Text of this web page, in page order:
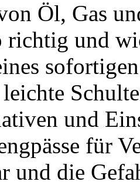
Öl, Gas
richtig und
und
für
und die